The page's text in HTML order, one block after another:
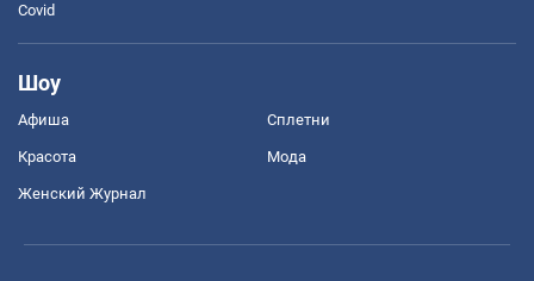
Covid
Шоу
Афиша Сплетни
Красота Мода
Женский Журнал